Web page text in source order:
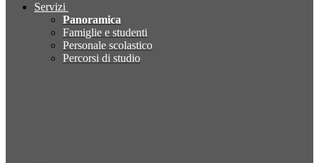
Servizi
Panoramica
Famiglie e studenti
Personale scolastico
Percorsi di studio